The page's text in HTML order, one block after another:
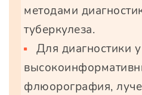
методами
туберкулеза.
Для диагностики
флюорография,